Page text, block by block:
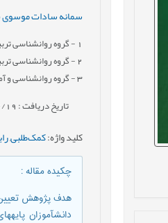
سمانه سادات
1 - گروه روانشناسی
2- گروه روانشناسی
3- گروه روانشناسی و
تاریخ دریافت : 1399/06/19
کلید واژه:کمک‌طلبی,
چکیده مقاله:
هدف پژوهش